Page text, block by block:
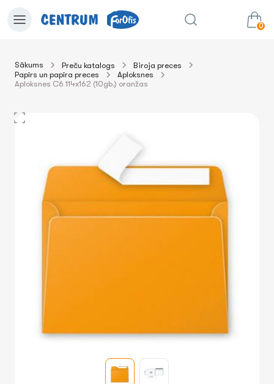
0
uz grozu
Sākums Preču katalogs
Biroja preces
Papīrs un papīra preces
Aploksnes
Aploksnes C6 114x162 (10gb.) oranžas